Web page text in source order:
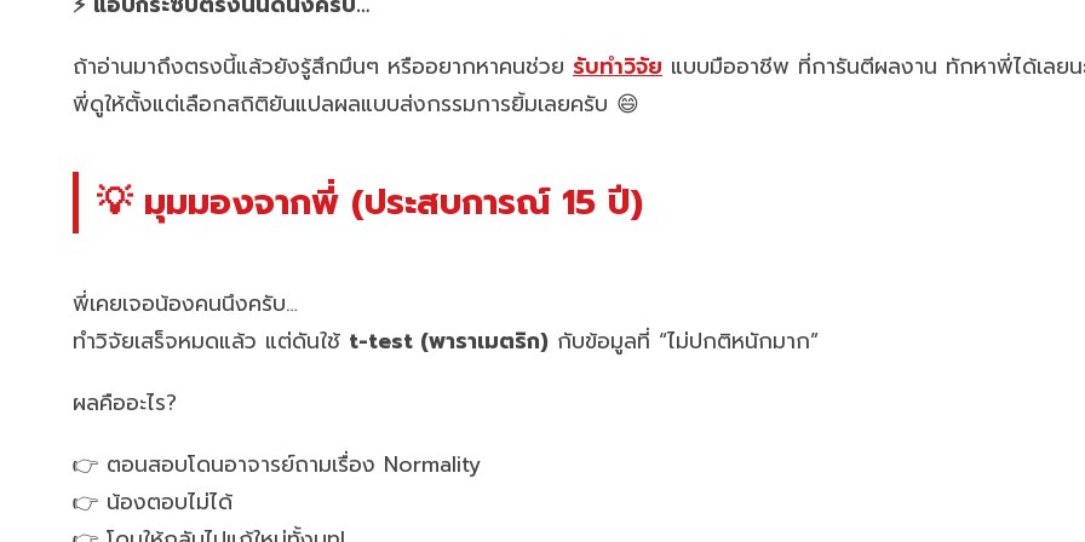
ถ้าอ่านมาถึงตรงนี้แล้วยังรู้สึกมึนๆ หรืออยากหาคนช่วย รับทำวิจัย แบบมืออาชีพ ที่การันตีผลงาน ทักหาพี่ได้เลยน
พี่ดูให้ตั้งแต่เลือกสถิติยันแปลผลแบบส่งกรรมการยิ้มเลยครับ 😄
💡 มุมมองจากพี่ (ประสบการณ์ 15 ปี)
พี่เคยเจอน้องคนนึงครับ…
ทำวิจัยเสร็จหมดแล้ว แต่ดันใช้ t-test (พาราเมตริก) กับข้อมูลที่ “ไม่ปกติหนักมาก”
ผลคืออะไร?
👉 ตอนสอบโดนอาจารย์ถามเรื่อง Normality
👉 น้องตอบไม่ได้